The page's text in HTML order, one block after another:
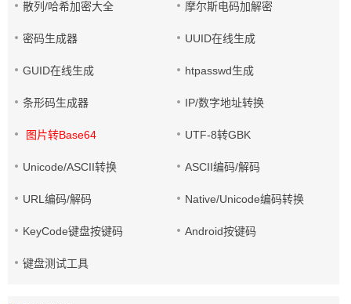
散列/哈希加密大全 摩尔斯电码加解密
密码生成器 UUID在线生成
GUID在线生成 htpasswd生成
条形码生成器 IP/数字地址转换
图片转Base64 UTF-8转GBK
Unicode/ASCII转换 ASCII编码/解码
URL编码/解码 Native/Unicode编码转换
KeyCode键盘按键码 Android按键码
键盘测试工具